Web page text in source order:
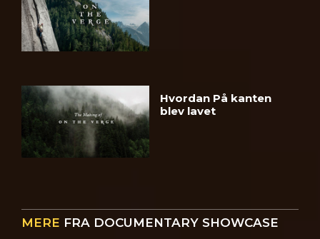
Hvordan På kanten
blev lavet
MERE FRA DOCUMENTARY SHOWCASE